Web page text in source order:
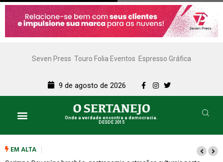
Seven Press Touro Folia Eventos Espresso Gráfica
9 de agosto de 2026
Onde a verdade encontra a democracia.
DESDE 2015
EM ALTA